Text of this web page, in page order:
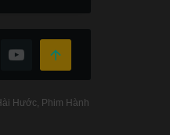
Hước
Phim Hành